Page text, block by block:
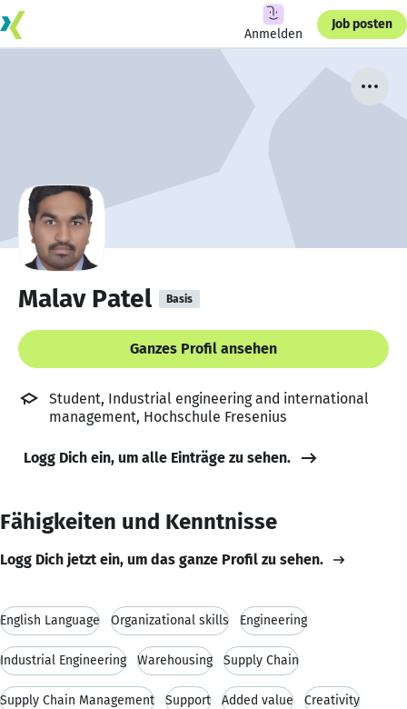
Anmelden
Job posten
Malav Patel Basis
Ganzes Profil ansehen
Student, Industrial engineering and international
management, Hochschule Fresenius
Logg Dich ein, um alle Einträge zu sehen.
Fähigkeiten und Kenntnisse
Logg Dich jetzt ein, um das ganze Profil zu sehen.
English Language Organizational skills Engineering
Industrial Engineering Warehousing Supply Chain
Supply Chain Management Support Added value Creativity